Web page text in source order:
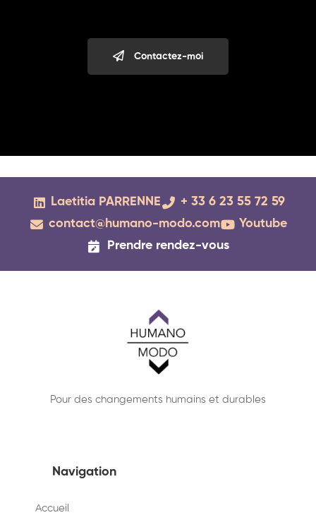
Contactez-moi
Laetitia PARRENNE
+ 33 6 23 55 72 59
contact@humano-modo.com
Youtube
Prendre rendez-vous
Pour des changements humains et durables
Navigation
Accueil